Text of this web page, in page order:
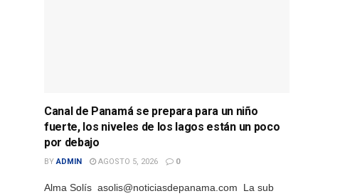
Canal de Panamá se prepara para un niño
fuerte, los niveles de los lagos están un poco
por debajo
BY ADMIN AGOSTO 5, 2026 0
Alma Solís asolis@noticiasdepanama.com La sub